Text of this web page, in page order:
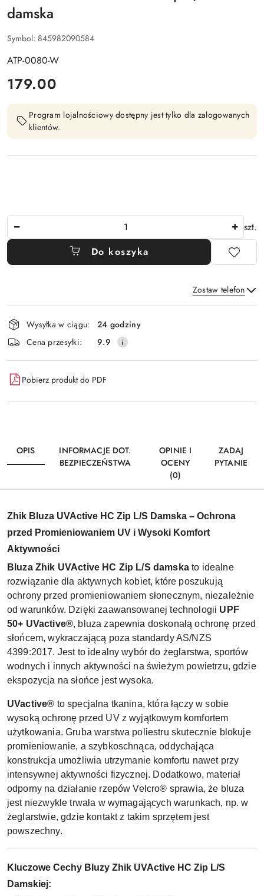
damska
Symbol: 845982090584
ATP-0080-W
cena:
179.00
Program lojalnościowy dostępny jest tylko dla zalogowanych
klientów.
szt.
Do koszyka
Zostaw telefon
Wyślij
Dostępność
i
dostawa
Wysyłka w ciągu:
24 godziny
Cena przesyłki:
9.9
Pobierz produkt do PDF
OPIS
INFORMACJE DOT.
BEZPIECZEŃSTWA
OPINIE I
OCENY
(0)
ZADAJ
PYTANIE
Zhik Bluza UVActive HC Zip L/S Damska – Ochrona
przed Promieniowaniem UV i Wysoki Komfort
Aktywności
Bluza Zhik UVActive HC Zip L/S damskato idealne
rozwiązanie dla aktywnych kobiet, które poszukują
ochrony przed promieniowaniem słonecznym, niezależnie
od warunków. Dzięki zaawansowanej technologii UPF
50+ UVactive®, bluza zapewnia doskonałą ochronę przed
słońcem, wykraczającą poza standardy AS/NZS
4399:2017. Jest to idealny wybór do żeglarstwa, sportów
wodnych i innych aktywności na świeżym powietrzu, gdzie
ekspozycja na słońce jest wysoka.
UVactive® to specjalna tkanina, która łączy w sobie
wysoką ochronę przed UV z wyjątkowym komfortem
użytkowania. Gruba warstwa poliestru skutecznie blokuje
promieniowanie, a szybkoschnąca, oddychająca
konstrukcja umożliwia utrzymanie komfortu nawet przy
intensywnej aktywności fizycznej. Dodatkowo, materiał
odporny na działanie rzepów Velcro® sprawia, że bluza
jest niezwykle trwała w wymagających warunkach, np. w
żeglarstwie, gdzie kontakt z takim sprzętem jest
powszechny.
Kluczowe Cechy Bluzy Zhik UVActive HC Zip L/S
Damskiej: